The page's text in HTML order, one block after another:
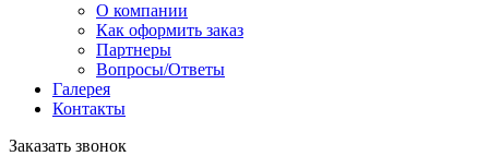
О компании
Как оформить заказ
Партнеры
Вопросы/Ответы
Галерея
Контакты
Заказать звонок